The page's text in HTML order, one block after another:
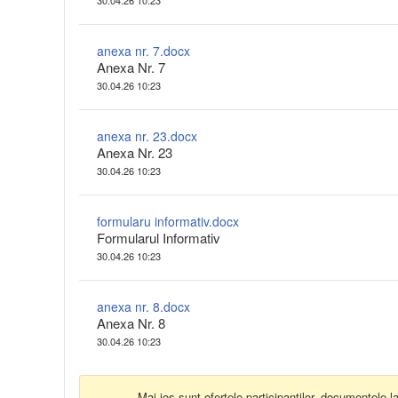
anexa nr. 7.docx
Anexa Nr. 7
30.04.26 10:23
anexa nr. 23.docx
Anexa Nr. 23
30.04.26 10:23
formularu informativ.docx
Formularul Informativ
30.04.26 10:23
anexa nr. 8.docx
Anexa Nr. 8
30.04.26 10:23